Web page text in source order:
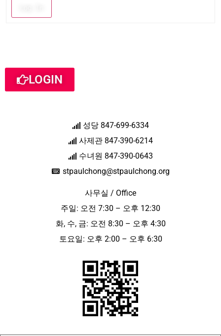
LOGIN
성당 847-699-6334
사제관 847-390-6214
수녀원 847-390-0643
stpaulchong@stpaulchong.org
사무실 / Office
주일: 오전 7:30 – 오후 12:30
화, 수, 금: 오전 8:30 – 오후 4:30
토요일: 오후 2:00 – 오후 6:30